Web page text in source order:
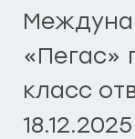
«Пегас»
класс
18.12.2025